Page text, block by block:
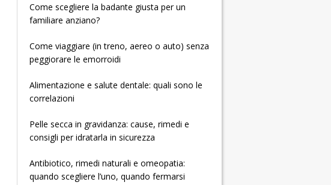
­­­­­Come scegliere la badante giusta per un
familiare anziano?
Come viaggiare (in treno, aereo o auto) senza
peggiorare le emorroidi
Alimentazione e salute dentale: quali sono le
correlazioni
Pelle secca in gravidanza: cause, rimedi e
consigli per idratarla in sicurezza
Antibiotico, rimedi naturali e omeopatia:
quando scegliere l’uno, quando fermarsi